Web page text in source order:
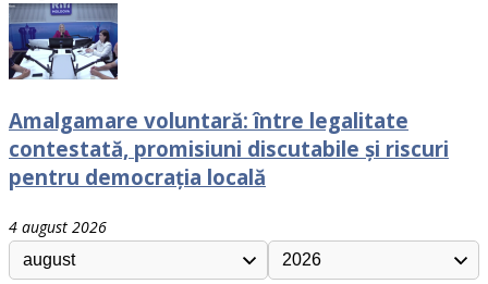
Amalgamare voluntară: între legalitate
contestată, promisiuni discutabile și riscuri
pentru democrația locală
4 august 2026